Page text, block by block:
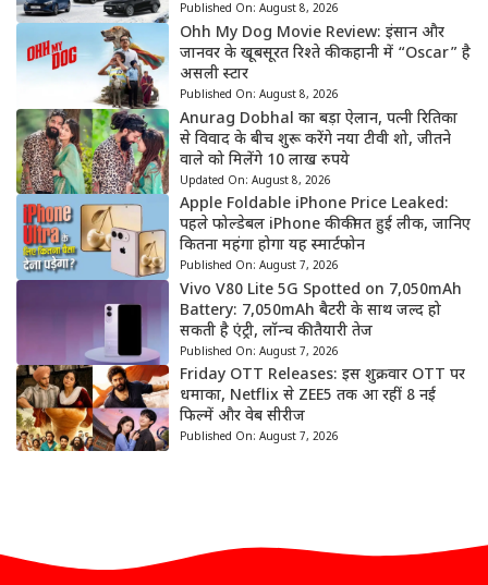
Published On: August 8, 2026
Ohh My Dog Movie Review: इंसान और
जानवर के खूबसूरत रिश्ते की कहानी में “Oscar” है
असली स्टार
Published On: August 8, 2026
Anurag Dobhal का बड़ा ऐलान, पत्नी रितिका
से विवाद के बीच शुरू करेंगे नया टीवी शो, जीतने
वाले को मिलेंगे 10 लाख रुपये
Updated On: August 8, 2026
Apple Foldable iPhone Price Leaked:
पहले फोल्डेबल iPhone की कीमत हुई लीक, जानिए
कितना महंगा होगा यह स्मार्टफोन
Published On: August 7, 2026
Vivo V80 Lite 5G Spotted on 7,050mAh
Battery: 7,050mAh बैटरी के साथ जल्द हो
सकती है एंट्री, लॉन्च की तैयारी तेज
Published On: August 7, 2026
Friday OTT Releases: इस शुक्रवार OTT पर
धमाका, Netflix से ZEE5 तक आ रहीं 8 नई
फिल्में और वेब सीरीज
Published On: August 7, 2026